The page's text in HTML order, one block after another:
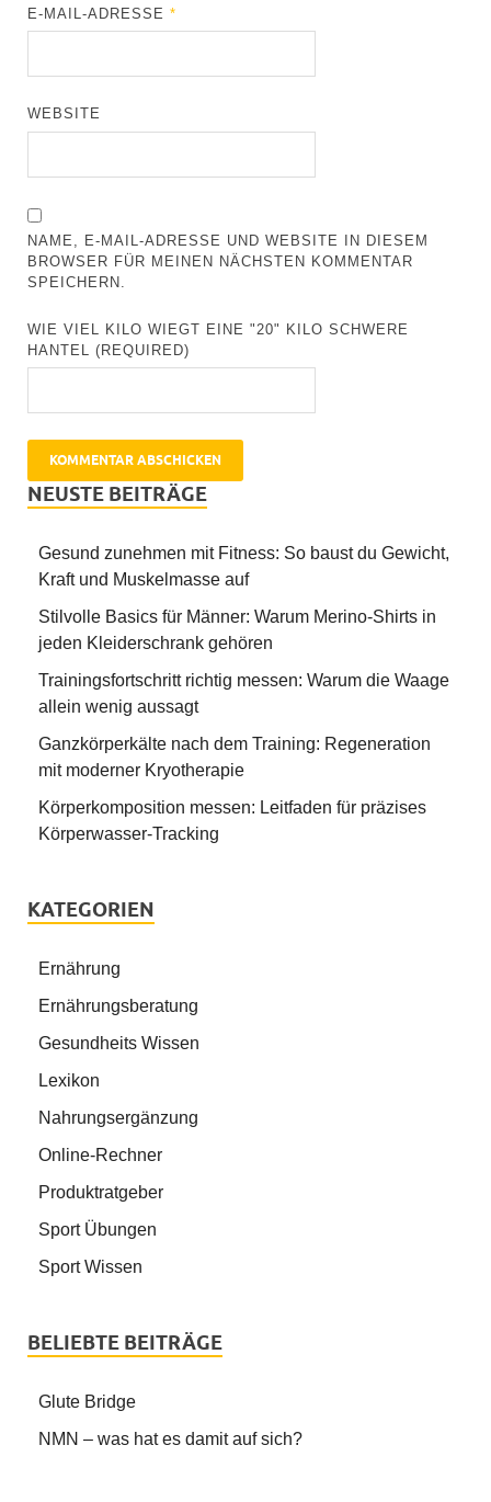
E-MAIL-ADRESSE*
WEBSITE
NAME, E-MAIL-ADRESSE UND WEBSITE IN DIESEM
BROWSER FÜR MEINEN NÄCHSTEN KOMMENTAR
SPEICHERN.
WIE VIEL KILO WIEGT EINE "20" KILO SCHWERE
HANTEL (REQUIRED)
NEUSTE BEITRÄGE
Gesund zunehmen mit Fitness: So baust du Gewicht,
Kraft und Muskelmasse auf
Stilvolle Basics für Männer: Warum Merino-Shirts in
jeden Kleiderschrank gehören
Trainingsfortschritt richtig messen: Warum die Waage
allein wenig aussagt
Ganzkörperkälte nach dem Training: Regeneration
mit moderner Kryotherapie
Körperkomposition messen: Leitfaden für präzises
Körperwasser-Tracking
KATEGORIEN
Ernährung
Ernährungsberatung
Gesundheits Wissen
Lexikon
Nahrungsergänzung
Online-Rechner
Produktratgeber
Sport Übungen
Sport Wissen
BELIEBTE BEITRÄGE
Glute Bridge
NMN – was hat es damit auf sich?